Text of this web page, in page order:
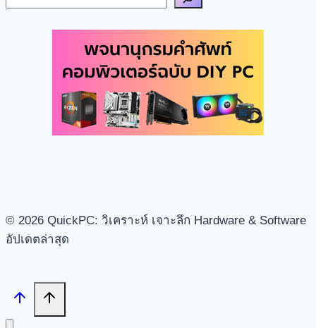
© 2026 QuickPC: วิเคราะห์ เจาะลึก Hardware & Software
อัปเดตล่าสุด